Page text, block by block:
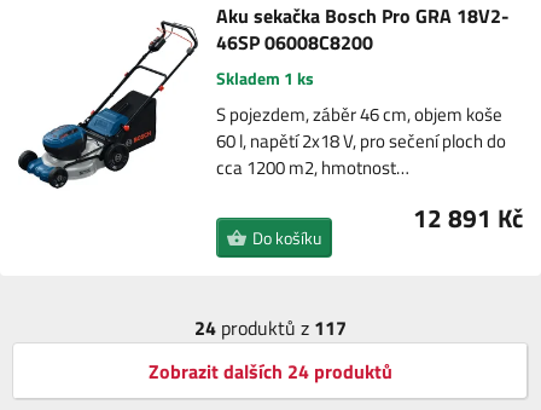
Aku sekačka Bosch Pro GRA 18V2-
46SP 06008C8200
Skladem 1 ks
S pojezdem, záběr 46 cm, objem koše
60 l, napětí 2x18 V, pro sečení ploch do
cca 1200 m2, hmotnost…
12 891 Kč
Do košíku
24 produktů z 117
Zobrazit dalších 24 produktů